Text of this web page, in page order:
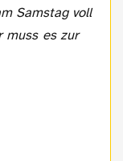
Samstag voll
muss es zur